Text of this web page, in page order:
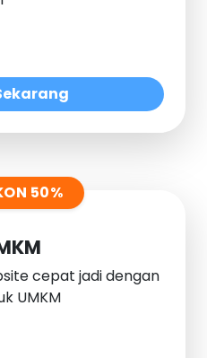
50%
cepat jadi dengan
UMKM